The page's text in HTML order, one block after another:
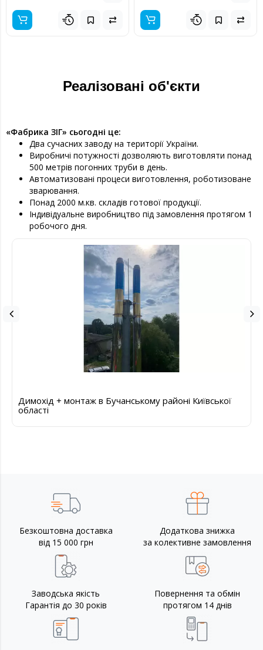
Реалізовані об'єкти
«Фабрика ЗІГ» сьогодні це:
Два сучасних заводу на території України.
Виробничі потужності дозволяють виготовляти понад
500 метрів погонних труби в день.
Автоматизовані процеси виготовлення, роботизоване
зварювання.
Понад 2000 м.кв. складів готової продукції.
Індивідуальне виробництво під замовлення протягом 1
робочого дня.
Димохід + монтаж в Бучанському районі Київської
області
Безкоштовна доставка
від 15 000 грн
Додаткова знижка
за колективне замовлення
Заводська якість
Гарантія до 30 років
Повернення та обмін
протягом 14 днів